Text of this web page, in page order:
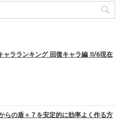
ャラランキング 回復キャラ編 11/6現在
らの盾＋７を安定的に効率よく作る方